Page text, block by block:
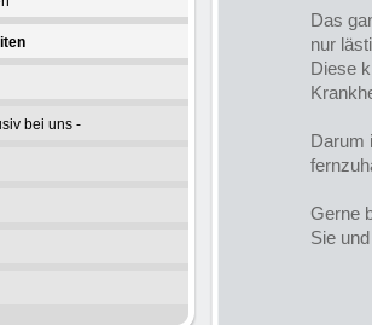
Das
nur
Diese
Darum
Gerne
Sie
bei uns -